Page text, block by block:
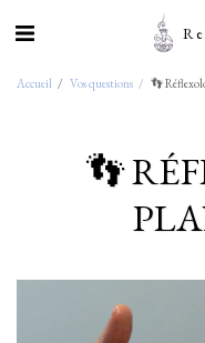
Accueil Vos questions 👣
👣